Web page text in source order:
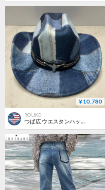
¥10,780
ROLIKO
つば広 ウエスタンハット Cowboy Hat カウボーイハット デニム パッチワーク サイズ調節可 (CBH26)